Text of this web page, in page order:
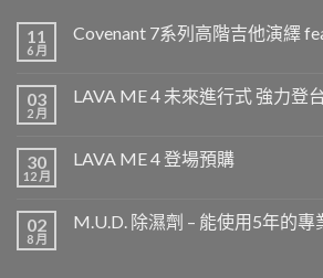
11
6 月
Covenant 7系列高階吉他演繹
03
2 月
LAVA ME 4 未來進行式 強力登
30
12 月
LAVA ME 4 登場預購
02
8 月
M.U.D. 除濕劑 – 能使用5年的專